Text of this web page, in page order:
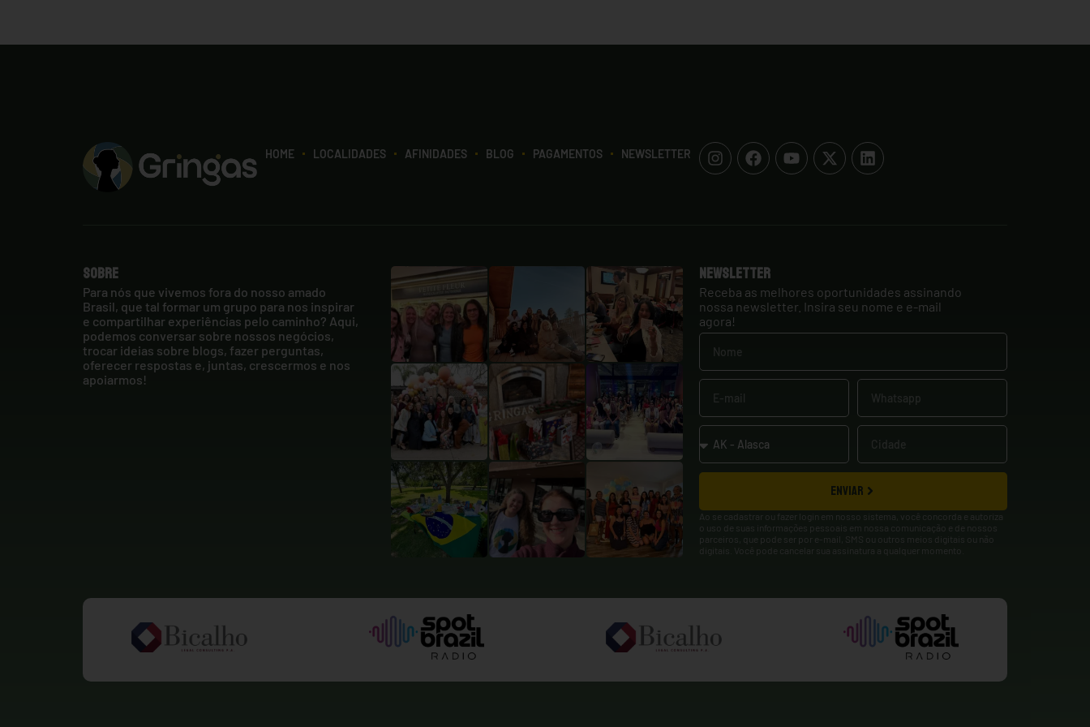
HOME LOCALIDADES AFINIDADES BLOG PAGAMENTOS NEWSLETTER
Sobre
Para nós que vivemos fora do nosso amado
Brasil, que tal formar um grupo para nos inspirar
e compartilhar experiências pelo caminho? Aqui,
podemos conversar sobre nossos negócios,
trocar ideias sobre blogs, fazer perguntas,
oferecer respostas e, juntas, crescermos e nos
apoiarmos!
Newsletter
Receba as melhores oportunidades assinando
nossa newsletter. Insira seu nome e e-mail
agora!
ENVIAR
Ao se cadastrar ou fazer login em nosso sistema, você concorda e autoriza
o uso de suas informações pessoais em nossa comunicação e de nossos
parceiros, que pode ser por e-mail, SMS ou outros meios digitais ou não
digitais. Você pode cancelar sua assinatura a qualquer momento.